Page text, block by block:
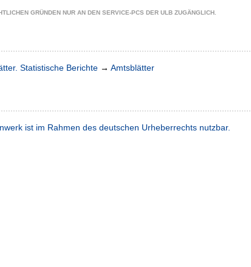
GRÜNDEN NUR AN DEN SERVICE-PCS DER ULB ZUGÄNGLICH.
Statistische Berichte → Amtsblätter
ist im Rahmen des deutschen Urheberrechts nutzbar.